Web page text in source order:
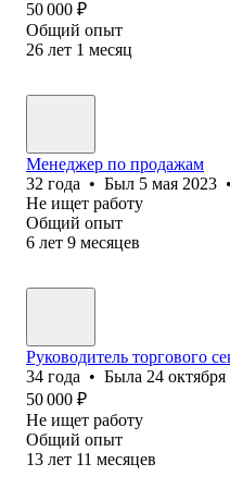
50 000 ₽
Общий опыт
26 лет 1 месяц
Менеджер по продажам
32 года • Был 5 мая 2023 •
Не ищет работу
Общий опыт
6 лет 9 месяцев
Руководитель торгового
34 года • Была 24 октября
50 000 ₽
Не ищет работу
Общий опыт
13 лет 11 месяцев